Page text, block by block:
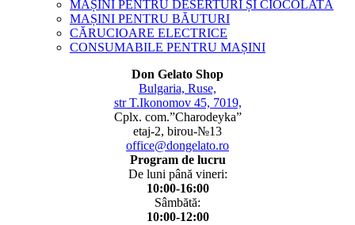
MAȘINI PENTRU DESERTURI ȘI CIOCOLATĂ
MAȘINI PENTRU BĂUTURI
CĂRUCIOARE ELECTRICE
CONSUMABILE PENTRU MAȘINI
Don Gelato Shop
Bulgaria, Ruse,
str T.Ikonomov 45, 7019,
Cplx. com.”Charodeyka”
etaj-2, birou-№13
office@dongelato.ro
Program de lucru
De luni până vineri:
10:00-16:00
Sâmbătă:
10:00-12:00